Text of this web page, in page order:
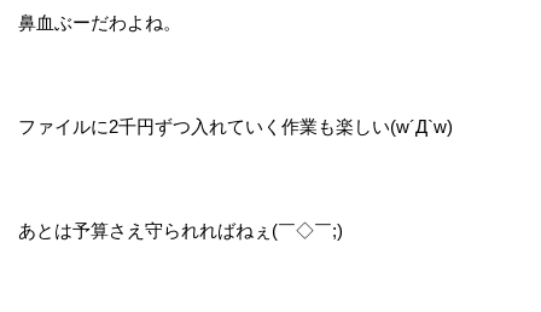
鼻血ぶーだわよね。
ファイルに2千円ずつ入れていく作業も楽しい(w´Д`w)
あとは予算さえ守られればねぇ(￣◇￣;)